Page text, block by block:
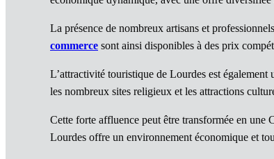
La présence de nombreux artisans et
commerce sont ainsi disponibles à des prix
L’attractivité touristique de Lourdes est également
les nombreux sites religieux et les attractions
Cette forte affluence peut être transformée en une
Lourdes offre un environnement économique et